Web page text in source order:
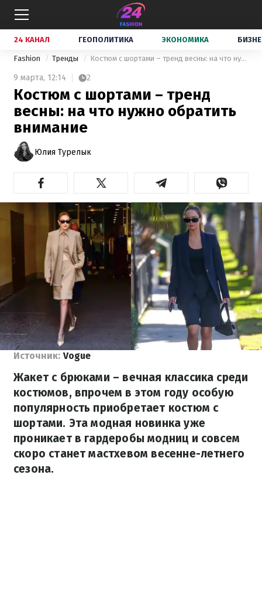
24 КАНАЛ ГЕОПОЛИТИКА ЭКОНОМИКА
Fashion Тренды Костюм с шортами – тренд весны: на что нужно обратить внимание
9 марта, 12:14 2
Костюм с шортами – тренд
весны: на что нужно обратить
внимание
Юлия Турелык
Источник: Vogue
Жакет с брюками – вечная классика среди
костюмов, впрочем в этом году особую
популярность приобретает костюм с
шортами. Эта модная новинка уже
проникает в гардеробы модниц и совсем
скоро станет мастхевом весенне-летнего
сезона.